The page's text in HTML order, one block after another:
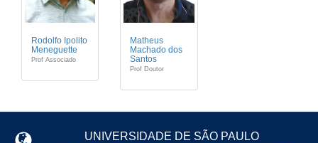
Rodolfo Ipolito
Meneguette
Prof Associado
Matheus
Machado dos
Santos
Prof Doutor
UNIVERSIDADE DE SÃO PAULO